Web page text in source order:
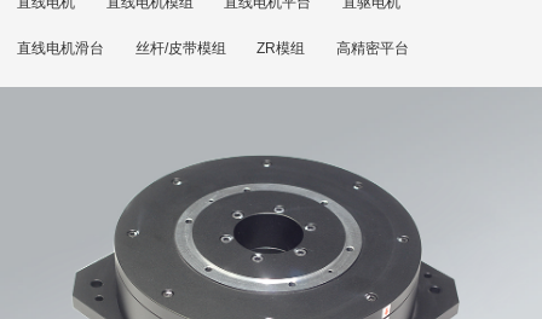
直线电机滑台 丝杆/皮带模组 ZR模组 高精密平台